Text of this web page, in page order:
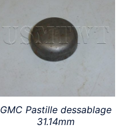
GMC Pastille dessablage
31.14mm